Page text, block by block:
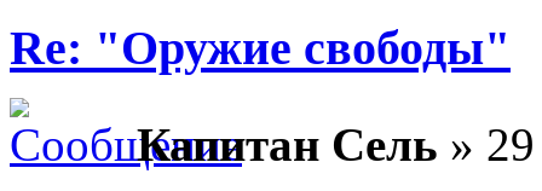
Re: "Оружие свободы"
Капитан Сель »